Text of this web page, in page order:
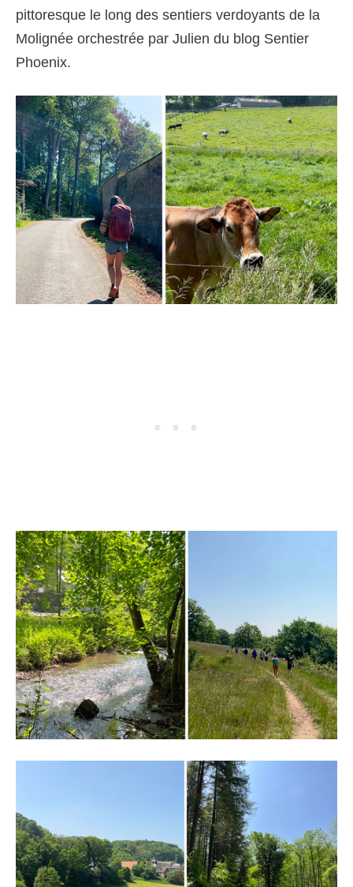
pittoresque le long des sentiers verdoyants de la
Molignée orchestrée par Julien du blog Sentier
Phoenix.